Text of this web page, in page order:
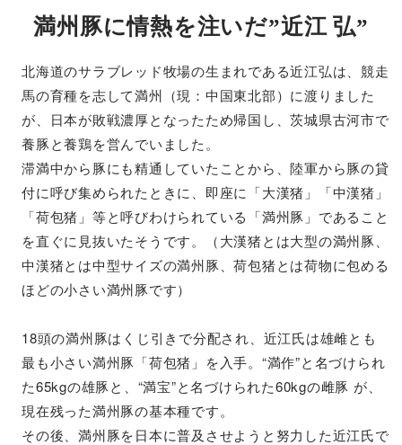
満州豚に情熱を注いだ”近江 弘”
北海道のサラブレッド牧場の生まれである近江弘は、競走
馬の育種を志して満州（現：中国東北部）に渡りました
が、日本が敗戦濃厚となったため帰国し、茨城県古河市で
養豚と養鶏を営んでいました。
滞満中から豚にも精通していたことから、陸軍から豚の貸
付に呼び集められたときに、即座に「大漢猪」「中漢猪」
「荷包猪」等と呼びわけられている「満州豚」であること
を直ぐに見抜いたそうです。（大漢猪とは大型の満州豚、
中漢猪とは中型サイズの満州豚、荷包猪とは荷物に包める
ほどの小さい満州豚です）
18頭の満州豚はくじ引きで分配され、近江氏は雄雌とも
最も小さい満州豚「荷包猪」を入手。“満作”と名づけられ
た65kgの雄豚と、“満宝”と名づけられた60kgの雌豚 が、
現在残った満州豚の基本種です。
その後、満州豚を日本に普及させようと努力した近江氏で